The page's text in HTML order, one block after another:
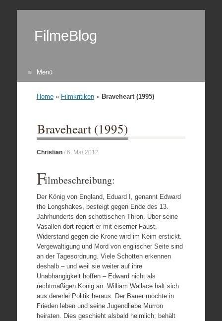
FilmeBlog
Menü
Home» Filmkritiken» Braveheart (1995)
Braveheart (1995)
Christian/ 6. Mai 2012
Filmbeschreibung:
Der König von England, Eduard I, genannt Edward
the Longshakes, besteigt gegen Ende des 13.
Jahrhunderts den schottischen Thron. Über seine
Vasallen dort regiert er mit eiserner Faust.
Widerstand gegen die Krone wird im Keim erstickt.
Vergewaltigung und Mord von englischer Seite sind
an der Tagesordnung. Viele Schotten erkennen
deshalb – und weil sie weiter auf ihre
Unabhängigkeit hoffen – Edward nicht als
rechtmäßigen König an. William Wallace hält sich
aus dererlei Politik heraus. Der Bauer möchte in
Frieden leben und seine Jugendliebe Murron
heiraten. Dies geschieht alsbald heimlich; behält